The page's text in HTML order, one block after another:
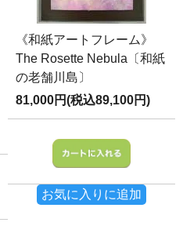
《和紙アートフレーム》
The Rosette Nebula〔和紙
の老舗川島〕
81,000円(税込89,100円)
お気に入りに追加